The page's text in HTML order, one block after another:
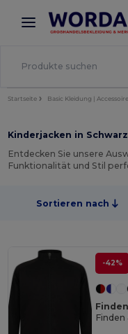
× Wordans App
Bessere Preise in
Startseite Basic Kleidung |
Kinderjacken in
Entdecken Sie unsere
Funktionalität und Stil
Sortieren nach
-42%